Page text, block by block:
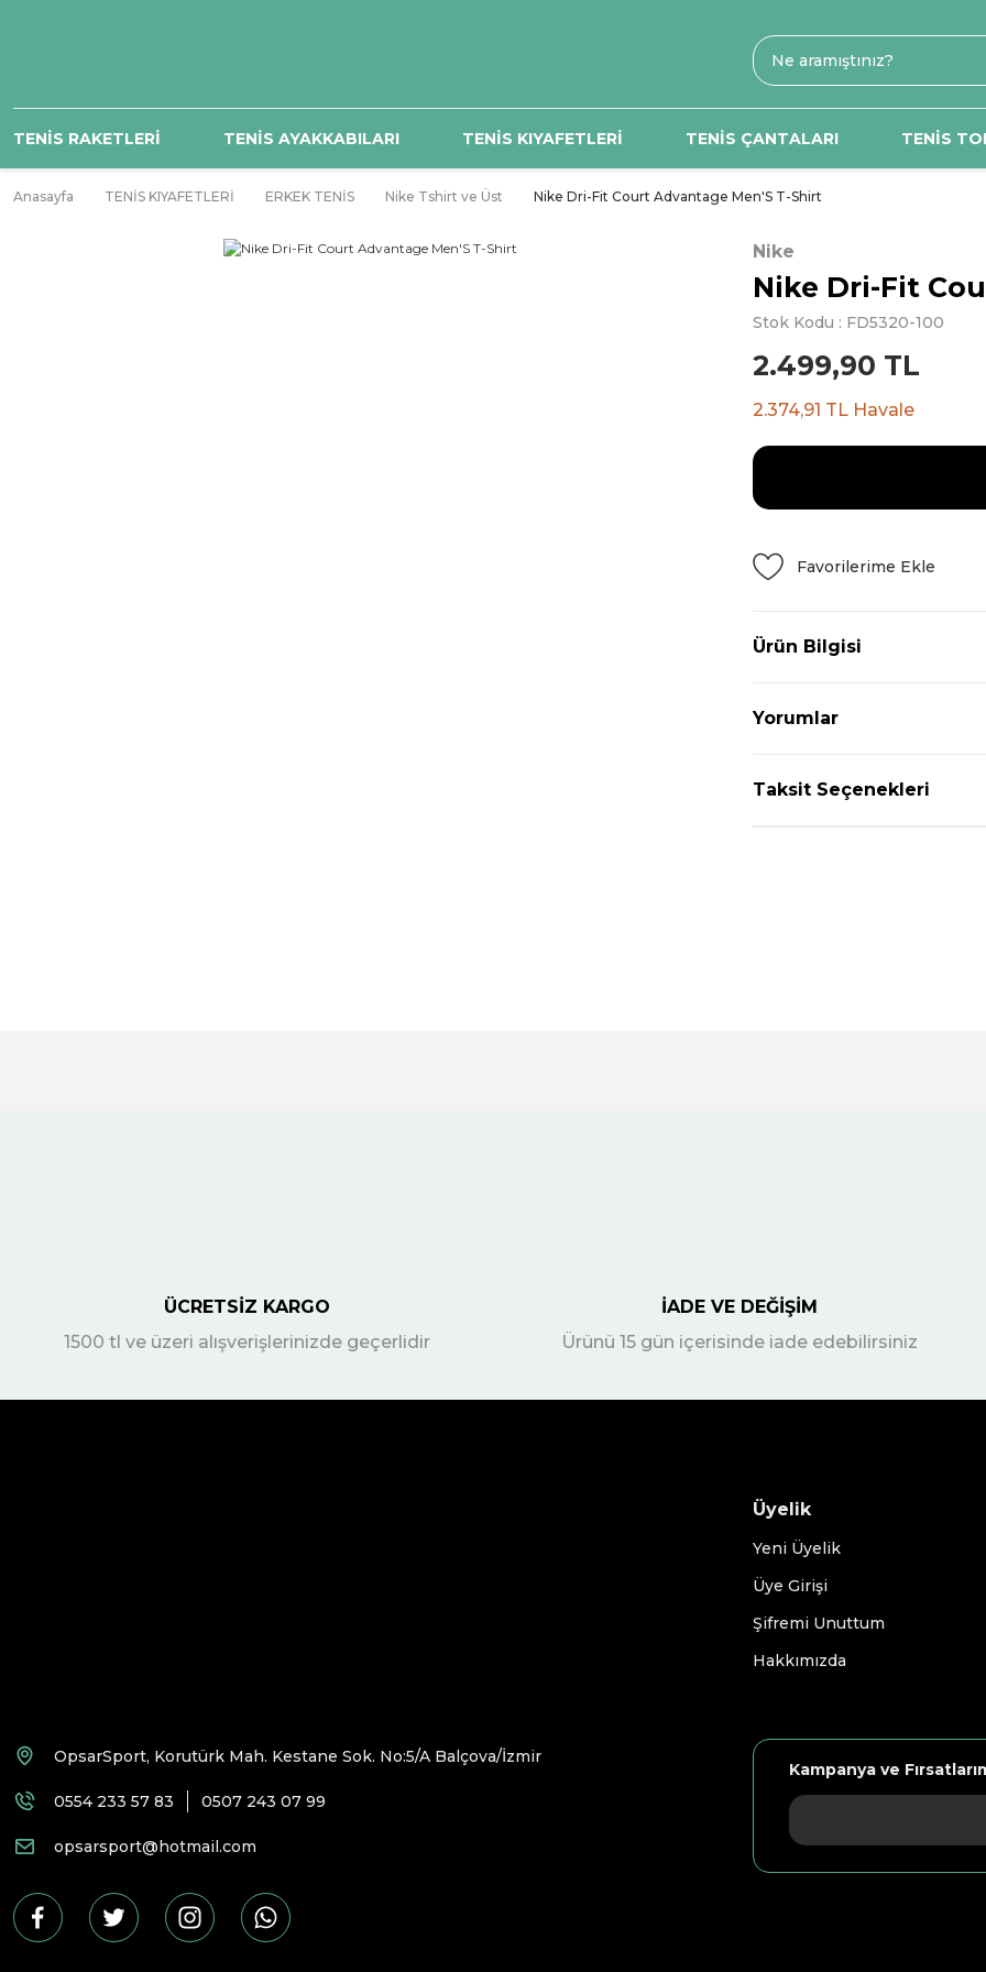
TENİS RAKETLERİ TENİS AYAKKABILARI TENİS KIYAFETLERİ TENİS ÇANTALARI TENİS
Anasayfa TENİS KIYAFETLERİ ERKEK TENİS Nike Tshirt ve Üst Nike Dri-Fit Court Advantage Men'S T-Shirt
Nike
Nike Dri-Fit
Stok Kodu : FD5320-100
2.499,90 TL
2.374,91 TL Havale
Ürün Bilgisi
Yorumlar
Taksit Seçenekleri
ÜCRETSİZ KARGO
1500 tl ve üzeri alışverişlerinizde geçerlidir
İADE VE DEĞİŞİM
Ürünü 15 gün içerisinde iade edebilirsiniz
OpsarSport, Korutürk Mah. Kestane Sok. No:5/A Balçova/İzmir
0554 233 57 83 0507 243 07 99
opsarsport@hotmail.com
Üyelik
Yeni Üyelik
Üye Girişi
Şifremi Unuttum
Hakkımızda
Kampanya ve